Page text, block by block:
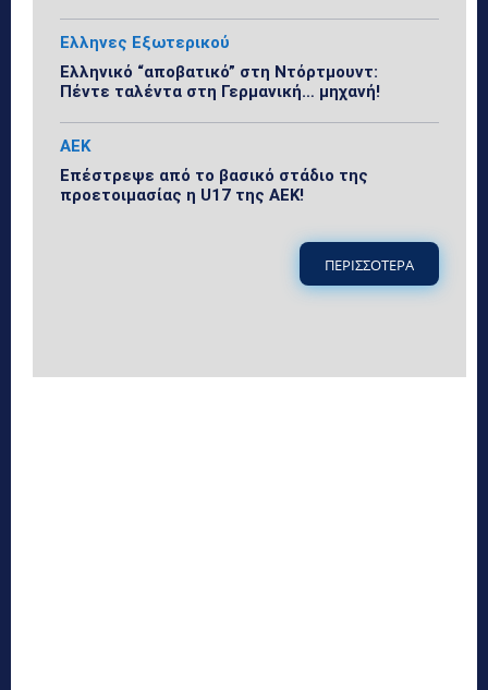
Ελληνες Εξωτερικού
Ελληνικό “αποβατικό” στη Ντόρτμουντ:
Πέντε ταλέντα στη Γερμανική… μηχανή!
ΑΕΚ
Επέστρεψε από το βασικό στάδιο της
προετοιμασίας η U17 της ΑΕΚ!
ΠΕΡΙΣΣΟΤΕΡΑ